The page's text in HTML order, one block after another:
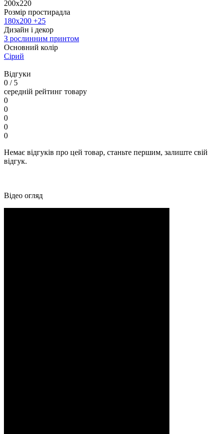
200х220
Розмір простирадла
180х200 +25
Дизайн і декор
З рослинним принтом
Основний колір
Сірий
Відгуки
0 / 5
середній рейтинг товару
0
0
0
0
0
Немає відгуків про цей товар, станьте першим, залиште свій
відгук.
Відео огляд